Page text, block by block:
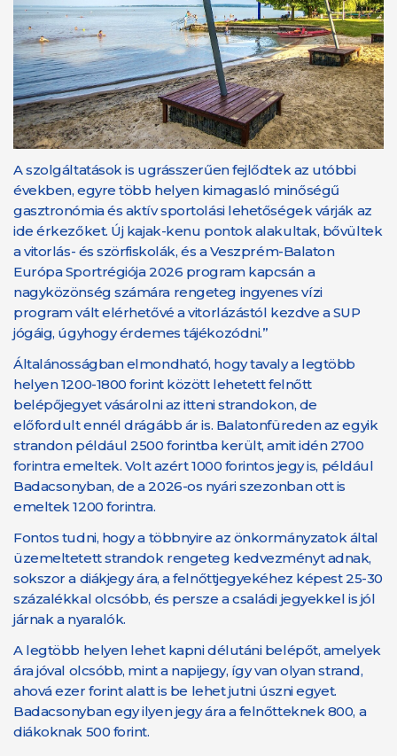
A szolgáltatások is ugrásszerűen fejlődtek az utóbbi
években, egyre több helyen kimagasló minőségű
gasztronómia és aktív sportolási lehetőségek várják az
ide érkezőket. Új kajak-kenu pontok alakultak, bővültek
a vitorlás- és szörfiskolák, és a Veszprém-Balaton
Európa Sportrégiója 2026 program kapcsán a
nagyközönség számára rengeteg ingyenes vízi
program vált elérhetővé a vitorlázástól kezdve a SUP
jógáig, úgyhogy érdemes tájékozódni.”
Általánosságban elmondható, hogy tavaly a legtöbb
helyen 1200-1800 forint között lehetett felnőtt
belépőjegyet vásárolni az itteni strandokon, de
előfordult ennél drágább ár is. Balatonfüreden az egyik
strandon például 2500 forintba került, amit idén 2700
forintra emeltek. Volt azért 1000 forintos jegy is, például
Badacsonyban, de a 2026-os nyári szezonban ott is
emeltek 1200 forintra.
Fontos tudni, hogy a többnyire az önkormányzatok által
üzemeltetett strandok rengeteg kedvezményt adnak,
sokszor a diákjegy ára, a felnőttjegyekéhez képest 25-30
százalékkal olcsóbb, és persze a családi jegyekkel is jól
járnak a nyaralók.
A legtöbb helyen lehet kapni délutáni belépőt, amelyek
ára jóval olcsóbb, mint a napijegy, így van olyan strand,
ahová ezer forint alatt is be lehet jutni úszni egyet.
Badacsonyban egy ilyen jegy ára a felnőtteknek 800, a
diákoknak 500 forint.